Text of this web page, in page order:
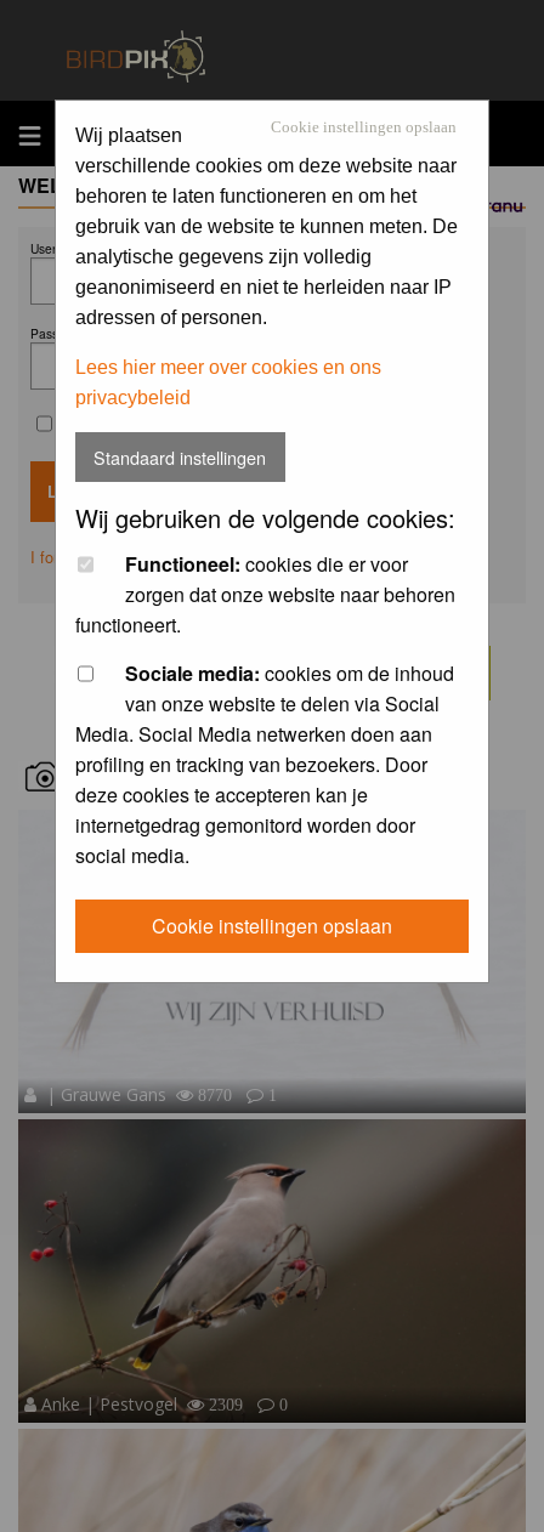
MENU
Sponsored by
Cookie instellingen opslaan
Wij plaatsen
verschillende cookies om deze website naar
behoren te laten functioneren en om het
gebruik van de website te kunnen meten. De
analytische gegevens zijn volledig
geanonimiseerd en niet te herleiden naar IP
adressen of personen.
Lees hier meer over cookies en ons
privacybeleid
Standaard instellingen
Wij gebruiken de volgende cookies:
Functioneel: cookies die er voor
zorgen dat onze website naar behoren
functioneert.
Sociale media: cookies om de inhoud
van onze website te delen via Social
Media. Social Media netwerken doen aan
profiling en tracking van bezoekers. Door
deze cookies te accepteren kan je
internetgedrag gemonitord worden door
social media.
Cookie instellingen opslaan
WELCOME GUEST
Username:
Password:
I forgot my password
RECENT BIRD PICS
| Grauwe Gans 8770 1
Anke | Pestvogel 2309 0